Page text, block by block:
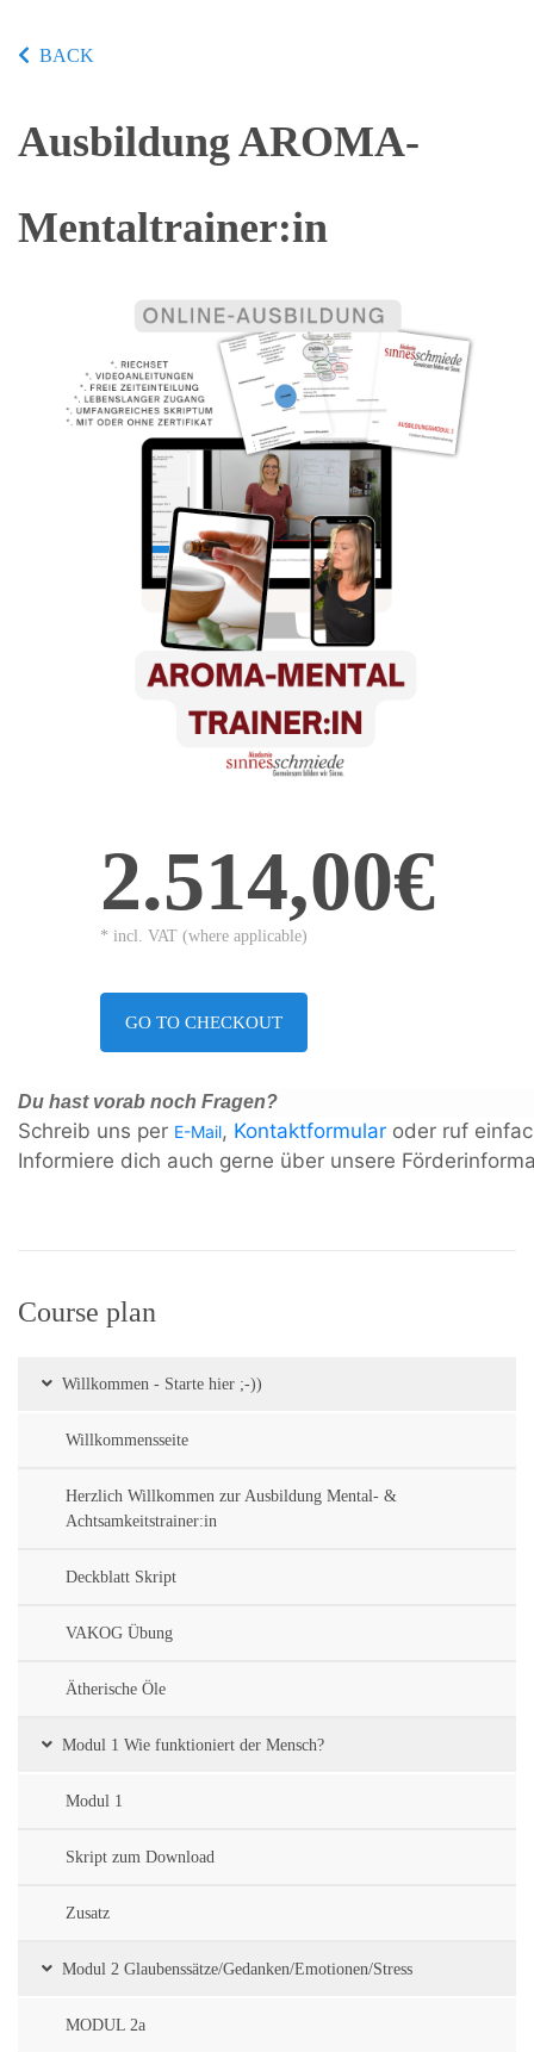
BACK
Ausbildung AROMA-
Mentaltrainer:in
2.514,00€
* incl. VAT (where applicable)
GO TO CHECKOUT
Du hast vorab noch Fragen?
Schreib uns per E-Mail, Kontaktformular oder ruf
Informiere dich auch gerne über unsere
Course plan
Willkommen - Starte hier ;-))
Willkommensseite
Herzlich Willkommen zur Ausbildung Mental- &
Achtsamkeitstrainer:in
Deckblatt Skript
VAKOG Übung
Ätherische Öle
Modul 1 Wie funktioniert der Mensch?
Modul 1
Skript zum Download
Zusatz
Modul 2 Glaubenssätze/Gedanken/Emotionen/Stress
MODUL 2a